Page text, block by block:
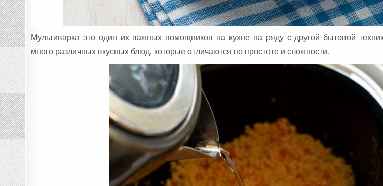
Мультиварка это один их важных помощников на кухне на ряду с другой бытовой
много различных вкусных блюд, которые отличаются по простоте и сложности.